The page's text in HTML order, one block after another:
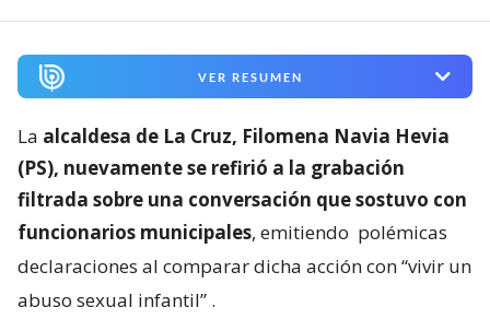
VER RESUMEN
La alcaldesa de La Cruz, Filomena Navia Hevia
(PS), nuevamente se refirió a la grabación
filtrada sobre una conversación que sostuvo con
funcionarios municipales, emitiendo polémicas
declaraciones al comparar dicha acción con “vivir un
abuso sexual infantil” .